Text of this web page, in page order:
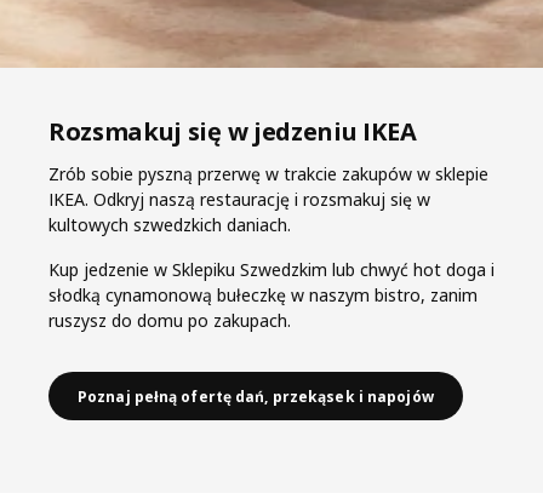
Rozsmakuj się w jedzeniu IKEA
Zrób sobie pyszną przerwę w trakcie zakupów w sklepie
IKEA. Odkryj naszą restaurację i rozsmakuj się w
kultowych szwedzkich daniach.
Kup jedzenie w Sklepiku Szwedzkim lub chwyć hot doga i
słodką cynamonową bułeczkę w naszym bistro, zanim
ruszysz do domu po zakupach.
Poznaj pełną ofertę dań, przekąsek i napojów